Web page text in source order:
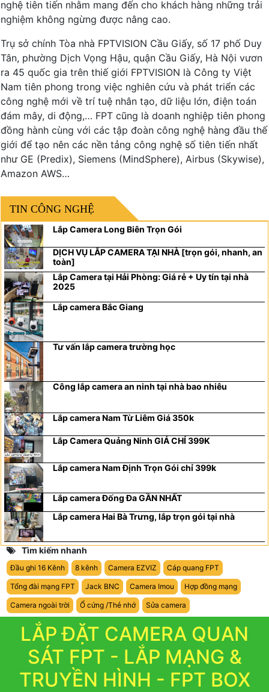
nghệ tiên tiến nhằm mang đến cho khách hàng những trải
nghiệm không ngừng được nâng cao.
Trụ sở chính Tòa nhà FPTVISION Cầu Giấy, số 17 phố Duy
Tân, phường Dịch Vọng Hậu, quận Cầu Giấy, Hà Nội vươn
ra 45 quốc gia trên thiế giới FPTVISION là Công ty Việt
Nam tiên phong trong việc nghiên cứu và phát triển các
công nghệ mới về trí tuệ nhân tạo, dữ liệu lớn, điện toán
đám mây, di động,… FPT cũng là doanh nghiệp tiên phong
đồng hành cùng với các tập đoàn công nghệ hàng đầu thế
giới để tạo nên các nền tảng công nghệ số tiên tiến nhất
như GE (Predix), Siemens (MindSphere), Airbus (Skywise),
Amazon AWS…
TIN CÔNG NGHỆ
Lắp Camera Long Biên Trọn Gói
DỊCH VỤ LẮP CAMERA TẠI NHÀ [trọn gói, nhanh, an
toàn]
Lắp Camera tại Hải Phòng: Giá rẻ + Uy tín tại nhà
2025
Lắp camera Bắc Giang
Tư vấn lắp camera trường học
Công lắp camera an ninh tại nhà bao nhiêu
Lắp camera Nam Từ Liêm Giá 350k
Lắp Camera Quảng Ninh GIÁ CHỈ 399K
Lắp camera Nam Định Trọn Gói chỉ 399k
Lắp camera Đống Đa GẦN NHẤT
Lắp camera Hai Bà Trưng, lắp trọn gói tại nhà
Tìm kiếm nhanh
Đầu ghi 16 Kênh 8 kênh Camera EZVIZ Cáp quang FPT
Tổng đài mạng FPT Jack BNC Camera Imou Hợp đồng mạng
Camera ngoài trời Ổ cứng /Thẻ nhớ Sửa camera
LẮP ĐẶT CAMERA QUAN
SÁT FPT - LẮP MẠNG &
TRUYỀN HÌNH - FPT BOX